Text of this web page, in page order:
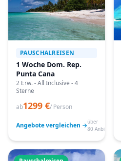
PAUSCHALREISEN
1 Woche Dom. Rep.
Punta Cana
2 Erw. - All Inclusive - 4
Sterne
ab1299 €/ Person
Angebote vergleichen →über
80 Anbieter